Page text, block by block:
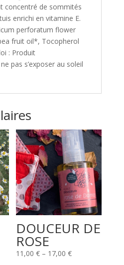
concentré de sommités
enrichi en vitamine E.
perforatum flower
fruit oil*, Tocopherol
: Produit
pas s’exposer au soleil
DOUCEUR DE
ROSE
11,00€ – 17,00€